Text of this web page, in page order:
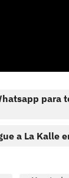
a La Kalle